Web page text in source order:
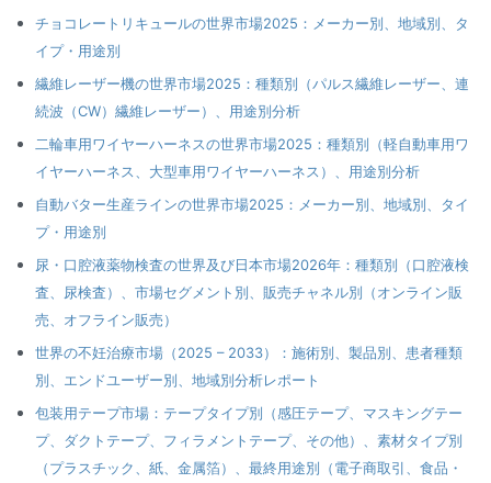
チョコレートリキュールの世界市場2025：メーカー別、地域別、タ
イプ・用途別
繊維レーザー機の世界市場2025：種類別（パルス繊維レーザー、連
続波（CW）繊維レーザー）、用途別分析
二輪車用ワイヤーハーネスの世界市場2025：種類別（軽自動車用ワ
イヤーハーネス、大型車用ワイヤーハーネス）、用途別分析
自動バター生産ラインの世界市場2025：メーカー別、地域別、タイ
プ・用途別
尿・口腔液薬物検査の世界及び日本市場2026年：種類別（口腔液検
査、尿検査）、市場セグメント別、販売チャネル別（オンライン販
売、オフライン販売）
世界の不妊治療市場（2025 – 2033）：施術別、製品別、患者種類
別、エンドユーザー別、地域別分析レポート
包装用テープ市場：テープタイプ別（感圧テープ、マスキングテー
プ、ダクトテープ、フィラメントテープ、その他）、素材タイプ別
（プラスチック、紙、金属箔）、最終用途別（電子商取引、食品・